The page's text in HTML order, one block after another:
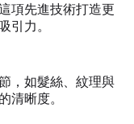
項先進技術打造更
引力。
，如髮絲、紋理與
清晰度。